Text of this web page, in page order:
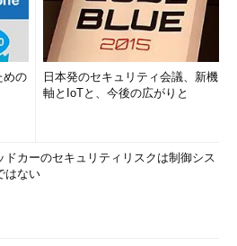
めの
日本発のセキュリティ会議、新機
軸とIoTと、今後の広がりと
ドカーのセキュリティリスクは制御シス
はない